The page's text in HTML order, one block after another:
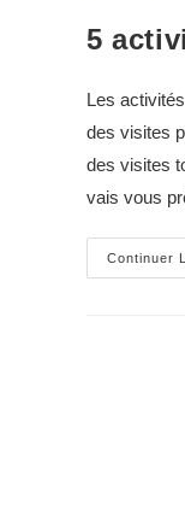
5
Les
des visites
des visites
vais vous
Continuer